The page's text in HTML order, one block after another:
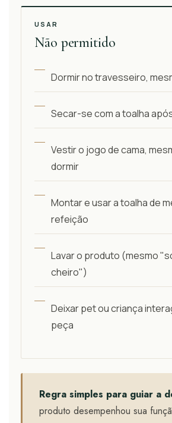
USAR
Não permitido
Dormir no travesseiro,
Secar-se com a toalha
Vestir o jogo de cama,
dormir
Montar e usar a toalha de
refeição
Lavar o produto (mesmo
cheiro")
Deixar pet ou criança
peça
Regra simples para guiar a
produto desempenhou sua